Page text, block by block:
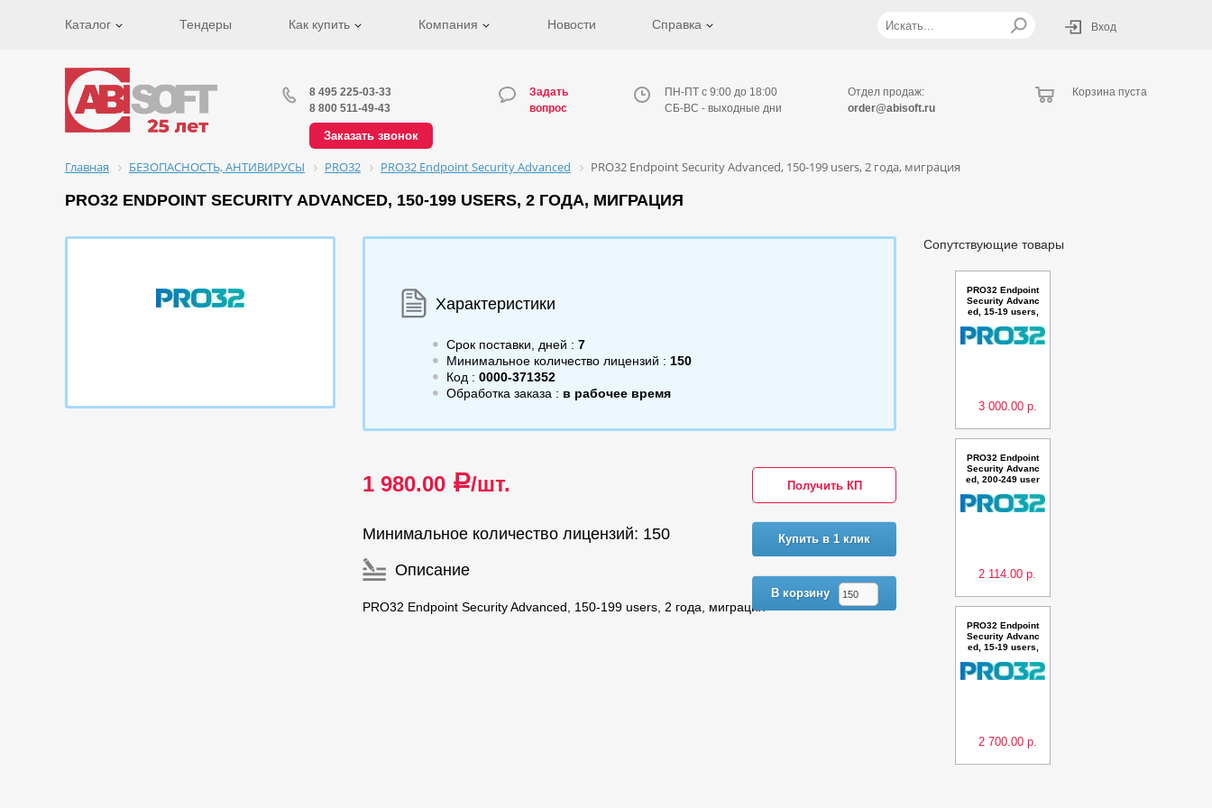
Каталог Тендеры Как купить Компания Новости Справка Вход
8 495 225-03-33
8 800 511-49-43
Заказать звонок
Задать
вопрос
ПН-ПТ с 9:00 до 18:00
СБ-ВС - выходные дни
Отдел продаж:
order@abisoft.ru
Корзина пуста
Главная БЕЗОПАСНОСТЬ, АНТИВИРУСЫ PRO32 PRO32 Endpoint Security Advanced PRO32 Endpoint Security Advanced, 150-199 users, 2 года, миграция
PRO32 ENDPOINT SECURITY ADVANCED, 150-199 USERS, 2 ГОДА, МИГРАЦИЯ
Характеристики
Срок поставки, дней : 7
Минимальное количество лицензий : 150
Код : 0000-371352
Обработка заказа : в рабочее время
1 980.00 a/шт. Получить КП
Купить в 1 клик
В корзину
Минимальное количество лицензий: 150
Описание
PRO32 Endpoint Security Advanced, 150-199 users, 2 года, миграция
Сопутствующие товары
PRO32 Endpoint
Security Advanc
ed, 15-19 users,
упка
3 000.00 р.
PRO32 Endpoint
Security Advanc
ed, 200-249 user
ение
2 114.00 р.
PRO32 Endpoint
Security Advanc
ed, 15-19 users,
2 700.00 р.